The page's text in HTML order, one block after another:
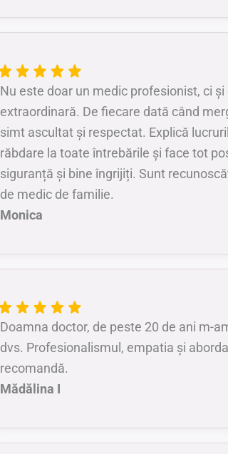
Nu este doar un medic profesionist, ci și
extraordinară. De fiecare dată când
simt ascultat și respectat. Explică
răbdare la toate întrebările și face tot
siguranță și bine îngrijiți. Sunt
de medic de familie.
Monica
Doamna doctor, de peste 20 de ani m-
dvs. Profesionalismul, empatia și
recomandă.
Mădălina I